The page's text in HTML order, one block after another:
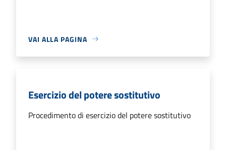
VAI ALLA PAGINA
Esercizio del potere sostitutivo
Procedimento di esercizio del potere sostitutivo